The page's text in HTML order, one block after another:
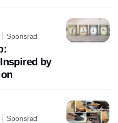
Sponsrad
by
Sponsrad